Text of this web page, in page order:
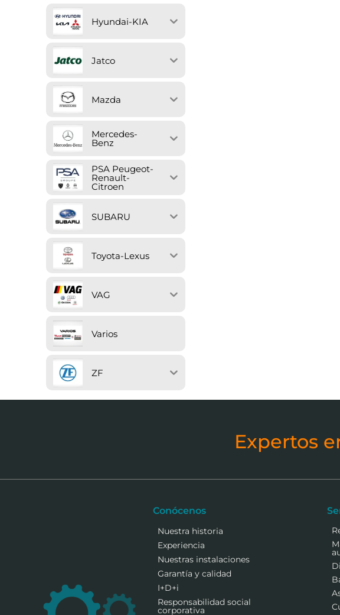
Hyundai-KIA
Jatco
Mazda
Mercedes-
Benz
PSA Peugeot-
Renault-
Citroen
SUBARU
Toyota-Lexus
VAG
Varios
ZF
Expertos
Conócenos
Nuestra historia
Experiencia
Nuestras instalaciones
Garantía y calidad
I+D+i
Responsabilidad social
corporativa